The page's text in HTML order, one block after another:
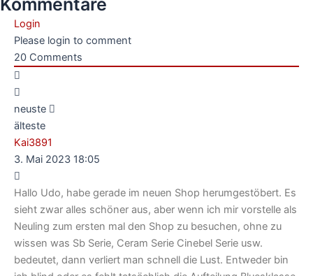
Kommentare
Login
Please login to comment
20 Comments
neuste
älteste
Kai3891
3. Mai 2023 18:05
Hallo Udo, habe gerade im neuen Shop herumgestöbert. Es
sieht zwar alles schöner aus, aber wenn ich mir vorstelle als
Neuling zum ersten mal den Shop zu besuchen, ohne zu
wissen was Sb Serie, Ceram Serie Cinebel Serie usw.
bedeutet, dann verliert man schnell die Lust. Entweder bin